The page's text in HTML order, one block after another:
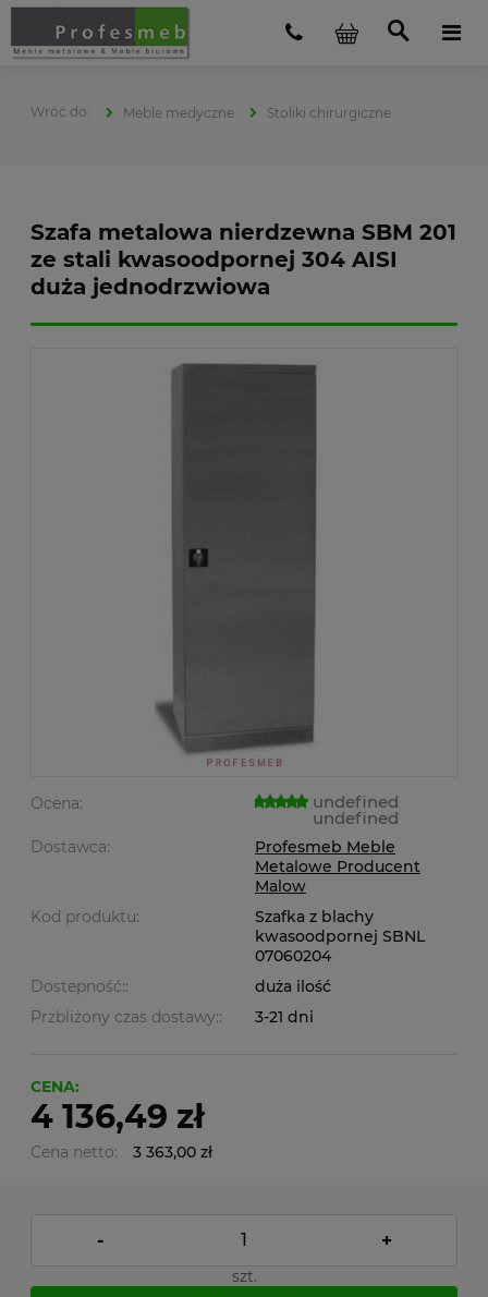
Meble medyczne Stoliki chirurgiczne
Szafa metalowa nierdzewna SBM 201
ze stali kwasoodpornej 304 AISI
duża jednodrzwiowa
Ocena: undefined
undefined
Dostawca:
Profesmeb Meble
Metalowe Producent
Malow
Kod produktu:
Szafka z blachy
kwasoodpornej SBNL
07060204
Dostepność::
duża ilość
Przbliżony czas dostawy::
3-21 dni
CENA:
4 136,49 zł
Cena netto: 3 363,00 zł
- +
szt.